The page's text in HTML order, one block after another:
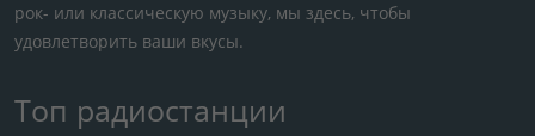
рок- или классическую музыку, мы здесь, чтобы
удовлетворить ваши вкусы.
Топ радиостанции